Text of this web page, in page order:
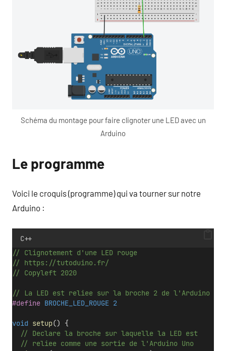
Schéma du montage pour faire clignoter une LED avec un
Arduino
Le programme
Voici le croquis (programme) qui va tourner sur notre
Arduino :
C++
// Clignotement d'une LED rouge
// https://tutoduino.fr/
// Copyleft 2020
// La LED est reliee sur la broche 2 de l'Arduino Uno
#define BROCHE_LED_ROUGE 2
void setup() {
  // Declare la broche sur laquelle la LED est
  // reliee comme une sortie de l'Arduino Uno